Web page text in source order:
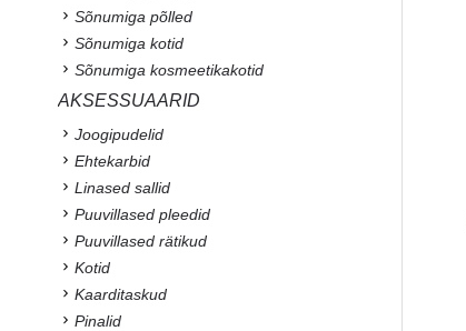
Sõnumiga põlled
Sõnumiga kotid
Sõnumiga kosmeetikakotid
AKSESSUAARID
Joogipudelid
Ehtekarbid
Linased sallid
Puuvillased pleedid
Puuvillased rätikud
Kotid
Kaarditaskud
Pinalid